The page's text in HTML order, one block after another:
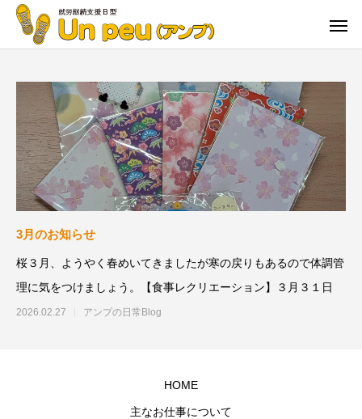
3月のお知らせ
桜３月、ようやく春めいてきましたが寒の戻りもあるので体調管
理に気をつけましょう。【食事レクリエーション】３月３１日
2026.02.27 アンプの日常Blog
HOME
主なお仕事について